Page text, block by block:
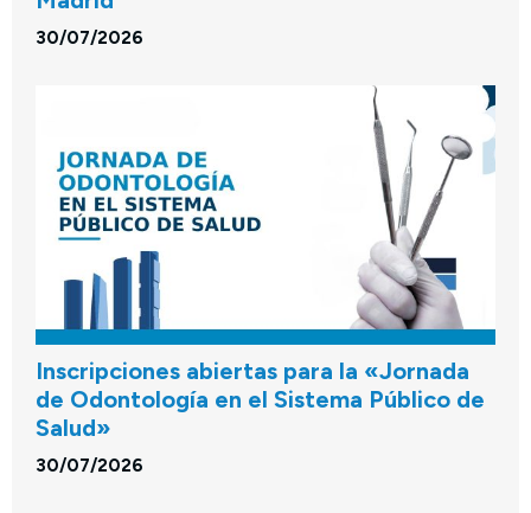
30/07/2026
Inscripciones abiertas para la «Jornada
de Odontología en el Sistema Público de
Salud»
30/07/2026